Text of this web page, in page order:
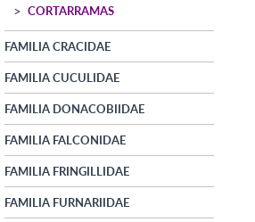
CORTARRAMAS
FAMILIA CRACIDAE
FAMILIA CUCULIDAE
FAMILIA DONACOBIIDAE
FAMILIA FALCONIDAE
FAMILIA FRINGILLIDAE
FAMILIA FURNARIIDAE